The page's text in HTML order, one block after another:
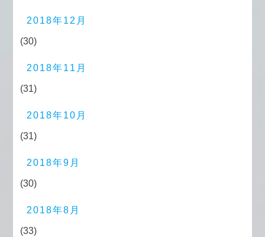
2018年12月
(30)
2018年11月
(31)
2018年10月
(31)
2018年9月
(30)
2018年8月
(33)